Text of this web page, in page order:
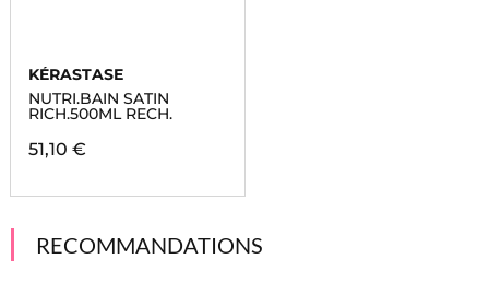
KÉRASTASE
NUTRI.BAIN SATIN
RICH.500ML RECH.
51,10 €
RECOMMANDATIONS